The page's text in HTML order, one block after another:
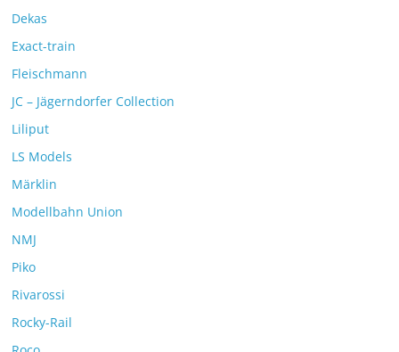
Dekas
Exact-train
Fleischmann
JC – Jägerndorfer Collection
Liliput
LS Models
Märklin
Modellbahn Union
NMJ
Piko
Rivarossi
Rocky-Rail